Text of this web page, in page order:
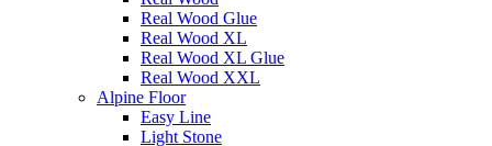
Real Wood Glue
Real Wood XL
Real Wood XL Glue
Real Wood XXL
Alpine Floor
Easy Line
Light Stone